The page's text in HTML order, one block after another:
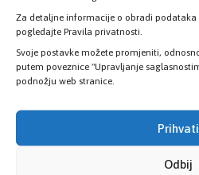
Za detaljne informacije o obradi
pogledajte Pravila privatnosti.
Svoje postavke možete promjeniti,
putem poveznice "Upravljanje
podnožju web stranice.
Prihvati
Odbij
PROVJERITE